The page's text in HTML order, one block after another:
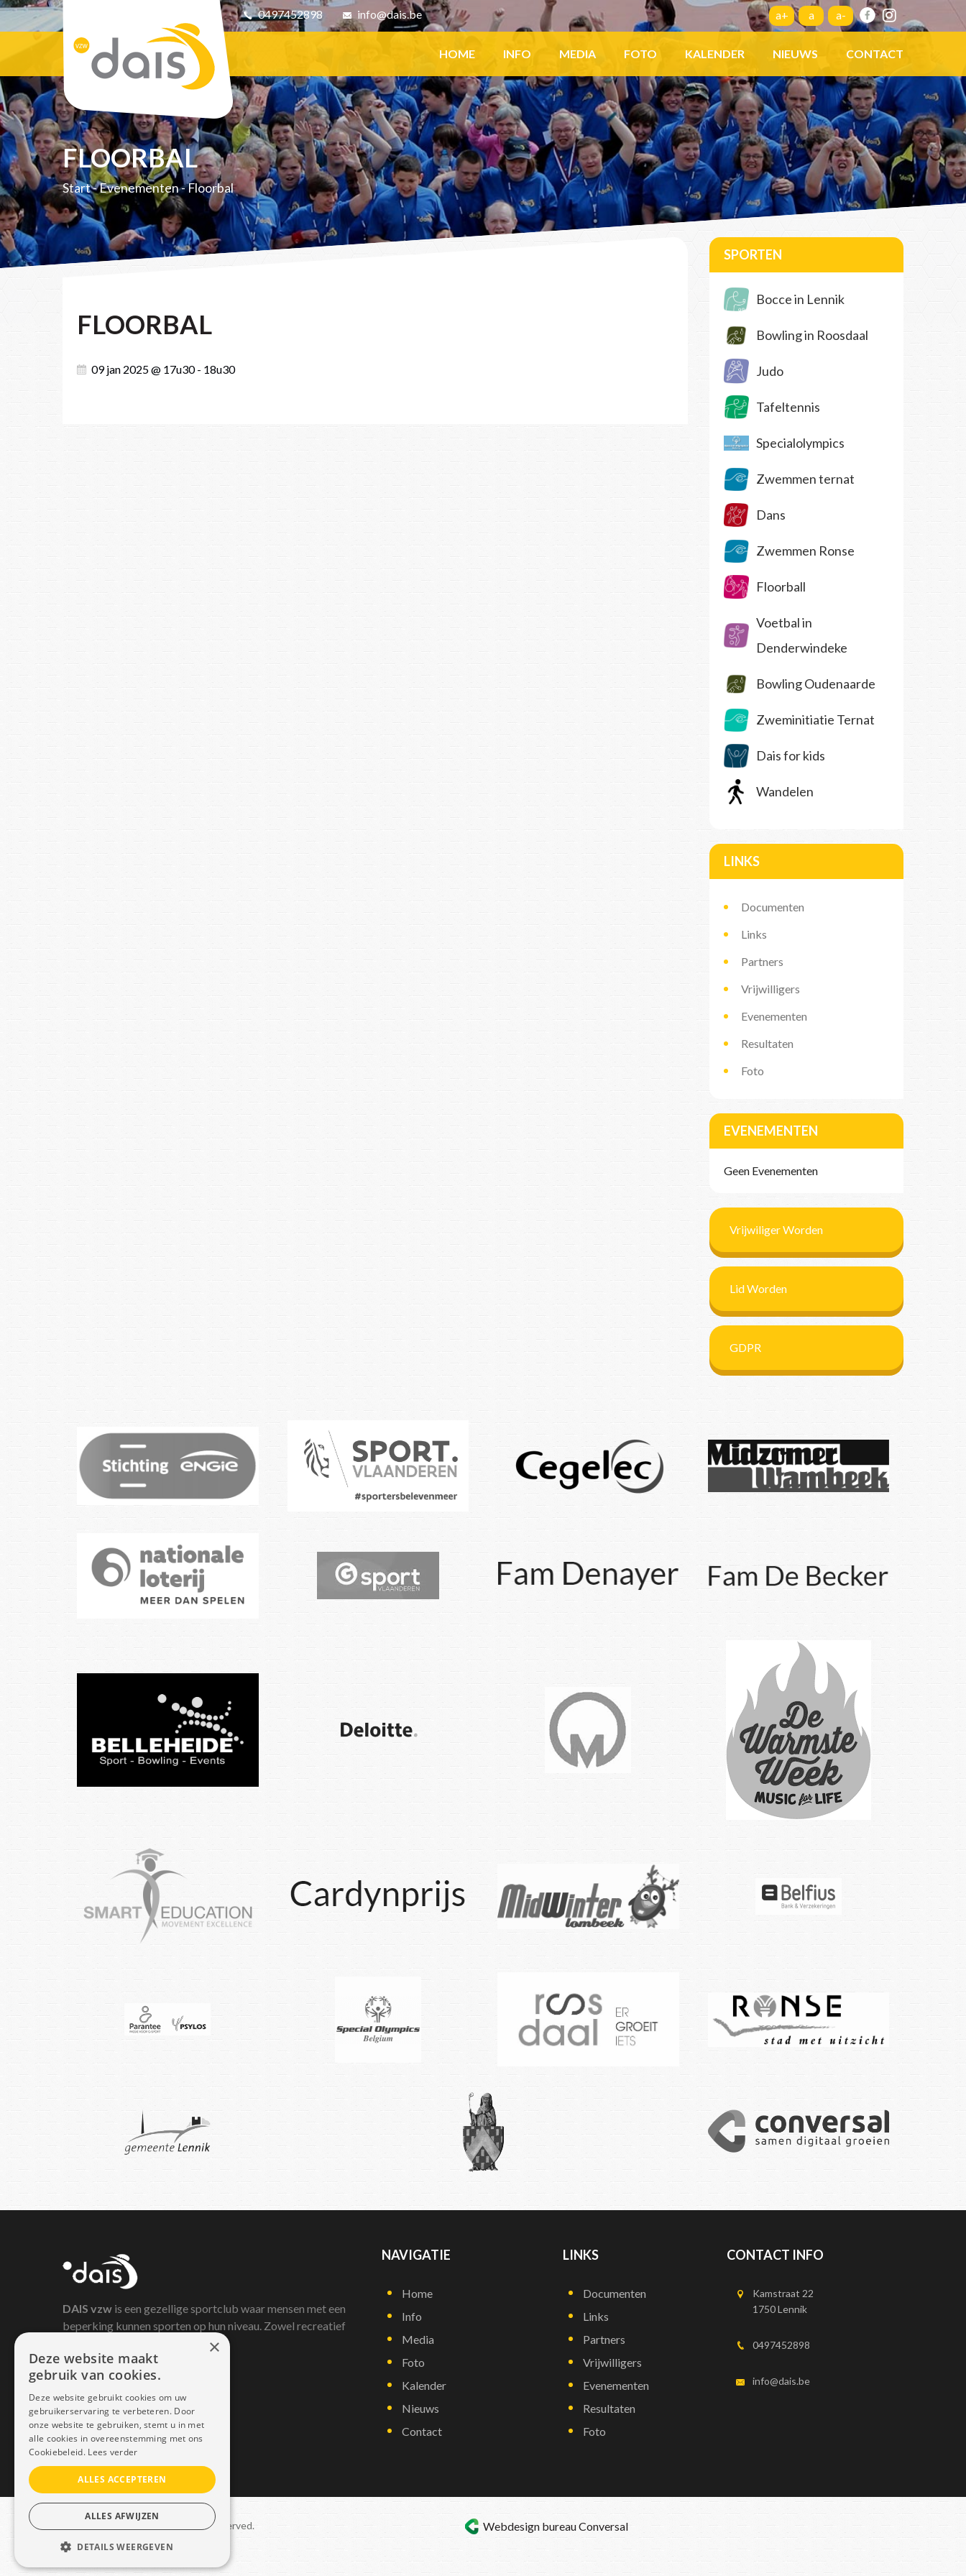
0497452898 info@dais.be Facebook a+ a a-
HOME INFO MEDIA FOTO KALENDER NIEUWS CONTACT
FLOORBAL
Start-Evenementen-Floorbal
FLOORBAL
09 jan 2025 @ 17u30 - 18u30
SPORTEN
Bocce in Lennik
Bowling in Roosdaal
Judo
Tafeltennis
Specialolympics
Zwemmen ternat
Dans
Zwemmen Ronse
Floorball
Voetbal in
Denderwindeke
Bowling Oudenaarde
Zweminitiatie Ternat
Dais for kids
Wandelen
LINKS
Documenten
Links
Partners
Vrijwilligers
Evenementen
Resultaten
Foto
EVENEMENTEN
Geen Evenementen
Vrijwiliger Worden
Lid Worden
GDPR
DAIS vzw is een gezellige sportclub waar mensen met een
beperking kunnen sporten op hun niveau. Zowel recreatief
NAVIGATIE
Home
Info
Media
Foto
Kalender
Nieuws
Contact
LINKS
Documenten
Links
Partners
Vrijwilligers
Evenementen
Resultaten
Foto
CONTACT INFO
Kamstraat 22
1750 Lennik
0497452898
info@dais.be
Copyright © 2021 Dais. All rights reserved.
Sitemap–GDPR
Webdesign bureauConversal
×
Deze website maakt
gebruik van cookies.
Deze website gebruikt cookies om uw
gebruikerservaring te verbeteren. Door
onze website te gebruiken, stemt u in met
alle cookies in overeenstemming met ons
Cookiebeleid. Lees verder
ALLES ACCEPTEREN
ALLES AFWIJZEN
DETAILS WEERGEVEN
STRIKT NOODZAKELIJK